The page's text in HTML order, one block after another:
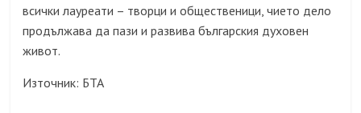
всички лауреати – творци и общественици, чието дело
продължава да пази и развива българския духовен
живот.
Източник: БТА